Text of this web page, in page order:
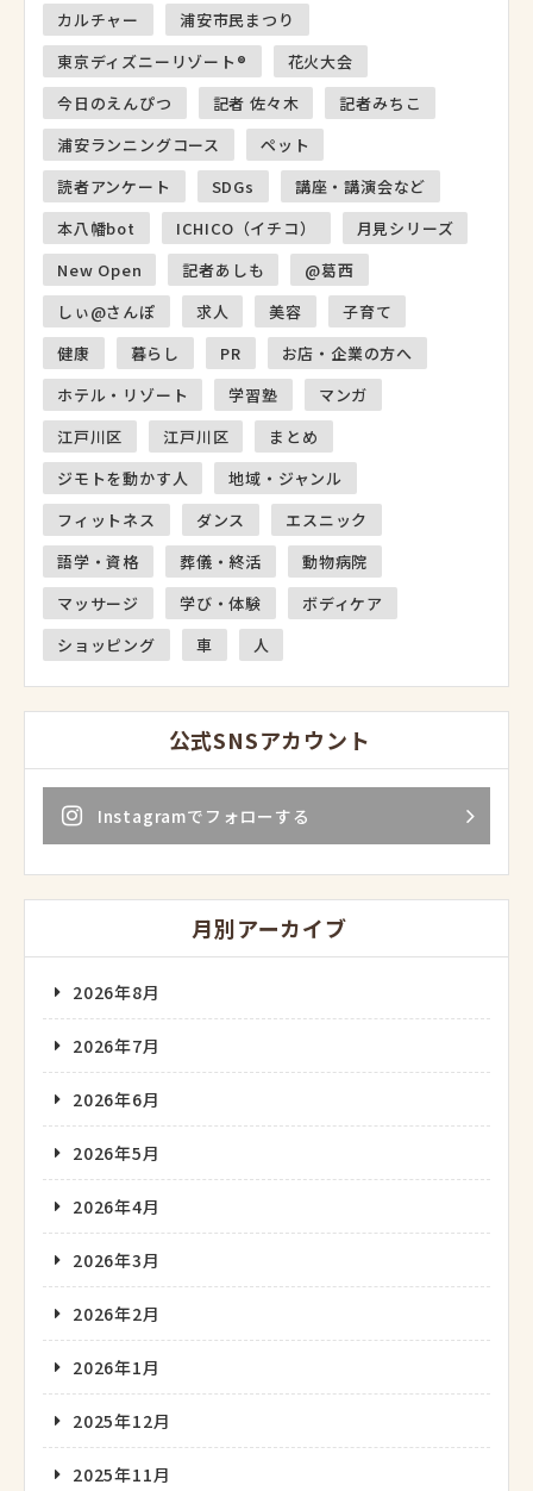
カルチャー
浦安市民まつり
東京ディズニーリゾート®
花火大会
今日のえんぴつ
記者 佐々木
記者みちこ
浦安ランニングコース
ペット
読者アンケート
SDGs
講座・講演会など
本八幡bot
ICHICO（イチコ）
月見シリーズ
New Open
記者あしも
@葛西
しぃ@さんぽ
求人 美容
子育て
健康
暮らし PR
お店・企業の方へ
ホテル・リゾート
学習塾
マンガ
江戸川区
江戸川区
まとめ
ジモトを動かす人
地域・ジャンル
フィットネス
ダンス
エスニック
語学・資格
葬儀・終活
動物病院
マッサージ
学び・体験
ボディケア
ショッピング
車 人
公式SNSアカウント
Instagramでフォローする
月別アーカイブ
2026年8月
2026年7月
2026年6月
2026年5月
2026年4月
2026年3月
2026年2月
2026年1月
2025年12月
2025年11月